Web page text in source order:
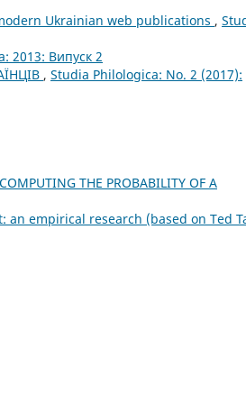
Ukrainian web publications ,
2013: Випуск 2
, Studia Philologica: No. 2 (2017):
THE PROBABILITY OF A
empirical research (based on Ted